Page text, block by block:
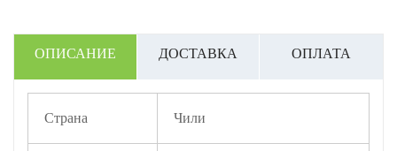
ОПИСАНИЕ ДОСТАВКА ОПЛАТА
Страна Чили